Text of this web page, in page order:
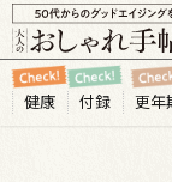
健康 付録 更年